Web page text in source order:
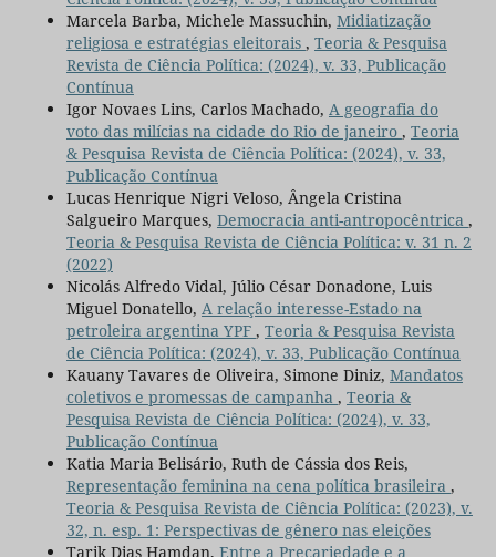
Marcela Barba, Michele Massuchin, Midiatização
religiosa e estratégias eleitorais , Teoria & Pesquisa
Revista de Ciência Política: (2024), v. 33, Publicação
Contínua
Igor Novaes Lins, Carlos Machado, A geografia do
voto das milícias na cidade do Rio de janeiro , Teoria
& Pesquisa Revista de Ciência Política: (2024), v. 33,
Publicação Contínua
Lucas Henrique Nigri Veloso, Ângela Cristina
Salgueiro Marques, Democracia anti-antropocêntrica ,
Teoria & Pesquisa Revista de Ciência Política: v. 31 n. 2
(2022)
Nicolás Alfredo Vidal, Júlio César Donadone, Luis
Miguel Donatello, A relação interesse-Estado na
petroleira argentina YPF , Teoria & Pesquisa Revista
de Ciência Política: (2024), v. 33, Publicação Contínua
Kauany Tavares de Oliveira, Simone Diniz, Mandatos
coletivos e promessas de campanha , Teoria &
Pesquisa Revista de Ciência Política: (2024), v. 33,
Publicação Contínua
Katia Maria Belisário, Ruth de Cássia dos Reis,
Representação feminina na cena política brasileira ,
Teoria & Pesquisa Revista de Ciência Política: (2023), v.
32, n. esp. 1: Perspectivas de gênero nas eleições
Tarik Dias Hamdan, Entre a Precariedade e a